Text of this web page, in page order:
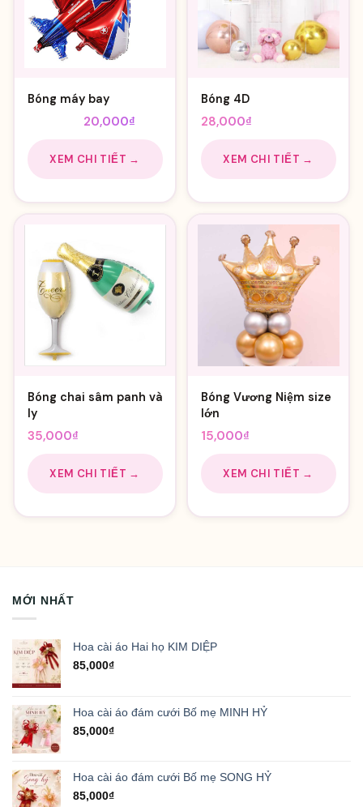
Bóng máy bay
Giá
gốc
là:
25,000₫.
20,000₫
hiện
tại
là:
XEM CHI TIẾT →
Bóng 4D
28,000₫
XEM CHI TIẾT →
Bóng chai sâm panh và
ly
35,000₫
XEM CHI TIẾT →
Bóng Vương Niệm size
lớn
15,000₫
XEM CHI TIẾT →
MỚI NHẤT
Hoa cài áo Hai họ KIM DIỆP
85,000₫
Hoa cài áo đám cưới Bố mẹ MINH HỶ
85,000₫
Hoa cài áo đám cưới Bố mẹ SONG HỶ
85,000₫